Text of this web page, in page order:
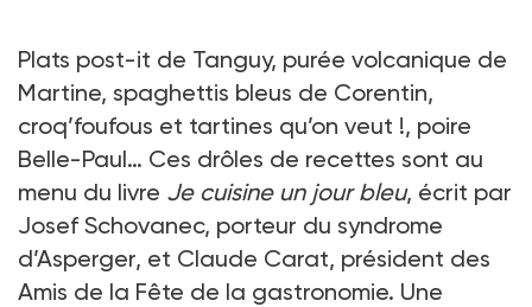
Plats post-it de Tanguy, purée volcanique de
Martine, spaghettis bleus de Corentin,
croq’foufous et tartines qu’on veut !, poire
Belle-Paul… Ces drôles de recettes sont au
menu du livre Je cuisine un jour bleu, écrit par
Josef Schovanec, porteur du syndrome
d’Asperger, et Claude Carat, président des
Amis de la Fête de la gastronomie. Une